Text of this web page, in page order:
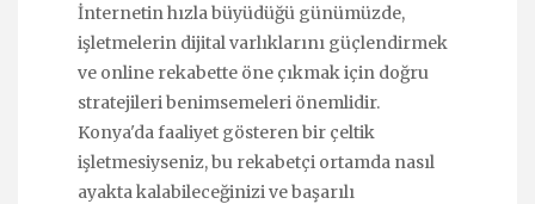
İnternetin hızla büyüdüğü günümüzde,
işletmelerin dijital varlıklarını güçlendirmek
ve online rekabette öne çıkmak için doğru
stratejileri benimsemeleri önemlidir.
Konya'da faaliyet gösteren bir çeltik
işletmesiyseniz, bu rekabetçi ortamda nasıl
ayakta kalabileceğinizi ve başarılı